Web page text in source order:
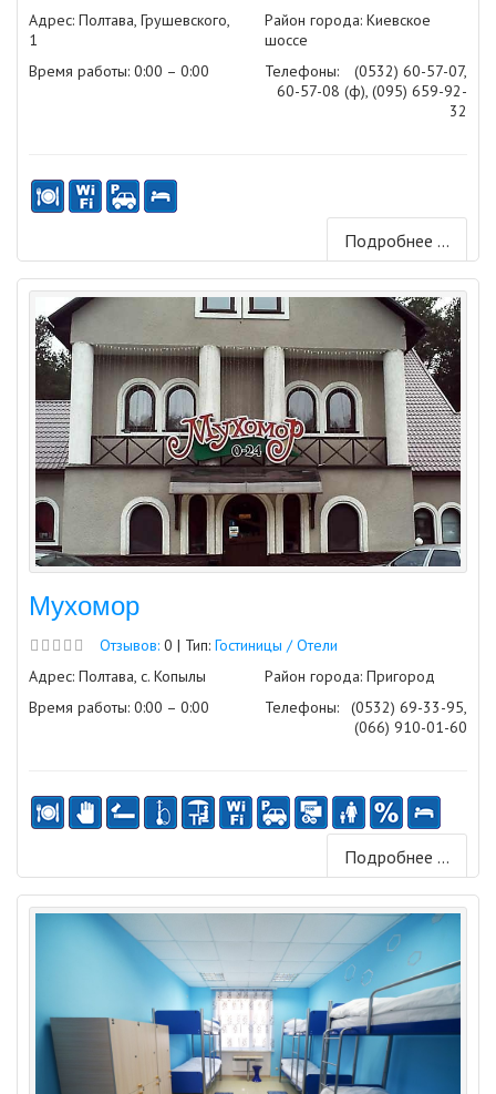
Адрес: Полтава, Грушевского,
1
Время работы: 0:00 – 0:00
Район города: Киевское
шоссе
Телефоны:
(0532) 60-57-07,
60-57-08 (ф), (095) 659-92-
32
Подробнее ...
Мухомор
Отзывов: 0 | Тип: Гостиницы / Отели
Адрес: Полтава, с. Копылы
Время работы: 0:00 – 0:00
Район города: Пригород
Телефоны:
(0532) 69-33-95,
(066) 910-01-60
Подробнее ...